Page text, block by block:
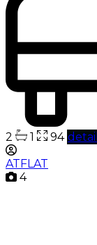
2 1 94
ATFLAT
4